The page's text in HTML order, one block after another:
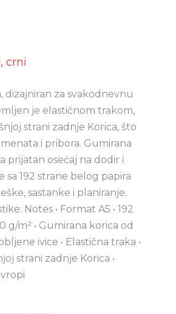
crni
dizajniran za svakodnevnu
je elastičnom trakom,
strani zadnje Korica, što
i pribora. Gumirana
prijatan osećaj na dodir i
192 strane belog papira
sastanke i planiranje.
Notes • Format A5 • 192
g/m² • Gumirana korica od
ivice • Elastična traka •
strani zadnje Korica •